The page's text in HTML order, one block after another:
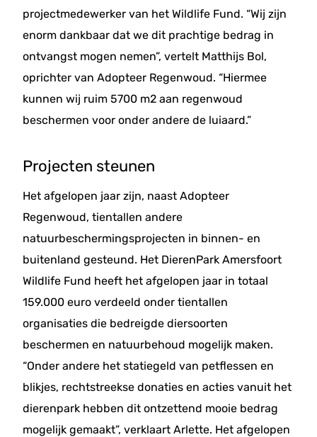
projectmedewerker van het Wildlife Fund. “Wij zijn
enorm dankbaar dat we dit prachtige bedrag in
ontvangst mogen nemen”, vertelt Matthijs Bol,
oprichter van Adopteer Regenwoud. “Hiermee
kunnen wij ruim 5700 m2 aan regenwoud
beschermen voor onder andere de luiaard.”
Projecten steunen
Het afgelopen jaar zijn, naast Adopteer
Regenwoud, tientallen andere
natuurbeschermingsprojecten in binnen- en
buitenland gesteund. Het DierenPark Amersfoort
Wildlife Fund heeft het afgelopen jaar in totaal
159.000 euro verdeeld onder tientallen
organisaties die bedreigde diersoorten
beschermen en natuurbehoud mogelijk maken.
“Onder andere het statiegeld van petflessen en
blikjes, rechtstreekse donaties en acties vanuit het
dierenpark hebben dit ontzettend mooie bedrag
mogelijk gemaakt”, verklaart Arlette. Het afgelopen